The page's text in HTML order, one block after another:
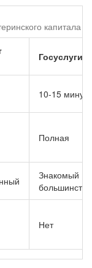
капитала
Госуслуги
10-15 минут
Полная
Знакомый
большинству
Нет